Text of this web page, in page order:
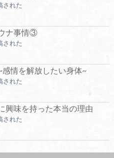
された
ナ事情③
された
感情を解放したい身体~
された
興味を持った本当の理由
された